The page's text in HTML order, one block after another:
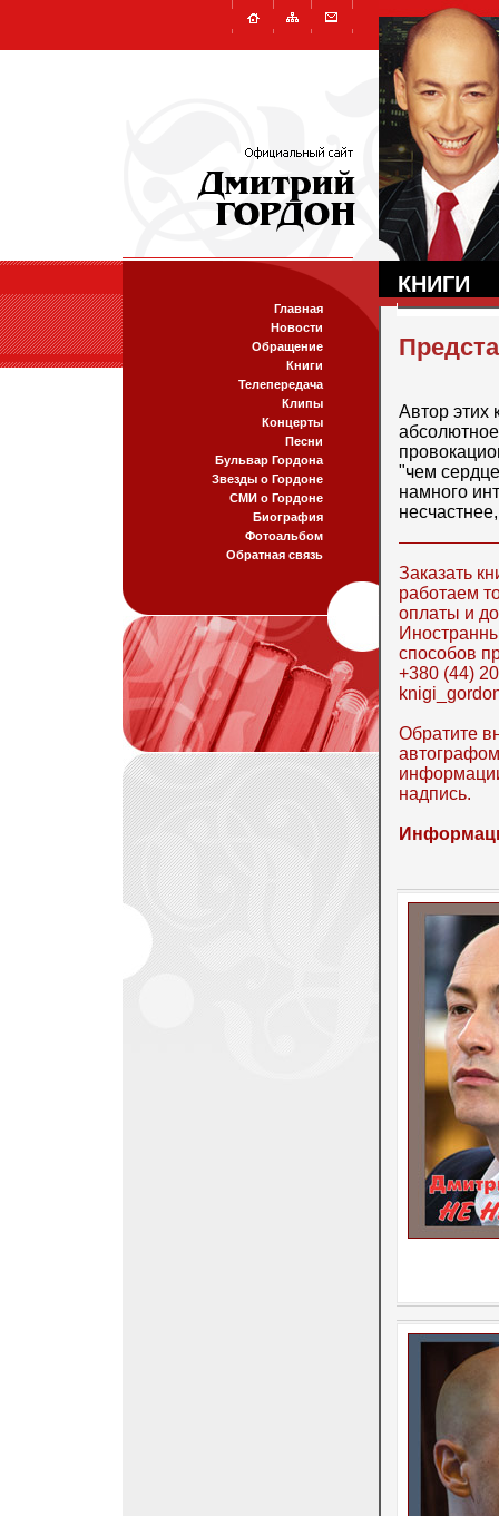
Главная
Новости
Обращение
Книги
Телепередача
Клипы
Концерты
Песни
Бульвар Гордона
Звезды о Гордоне
СМИ о Гордоне
Биография
Фотоальбом
Обратная связь
КНИГИ
Автор этих
"чем
намного
Заказать
работаем
оплаты и
способов
+380 (44)
Обратите
надпись.